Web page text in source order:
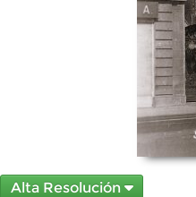
Alta Resolución